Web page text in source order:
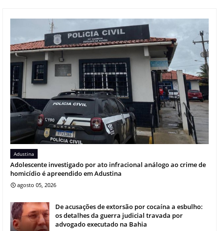
Adustina
Adolescente investigado por ato infracional análogo ao crime de
homicídio é apreendido em Adustina
agosto 05, 2026
De acusações de extorsão por cocaína a esbulho:
os detalhes da guerra judicial travada por
advogado executado na Bahia